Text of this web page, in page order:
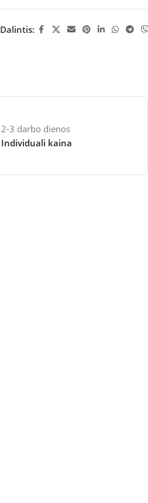
Dalintis:
2-3 darbo dienos
Individuali kaina